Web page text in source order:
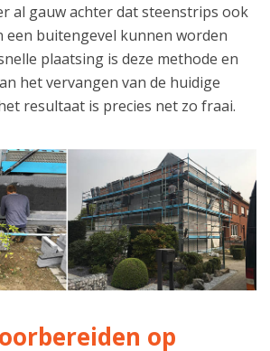
al gauw achter dat steenstrips ook
een buitengevel kunnen worden
plaatsing is deze methode en
het vervangen van de huidige
resultaat is precies net zo fraai.
op